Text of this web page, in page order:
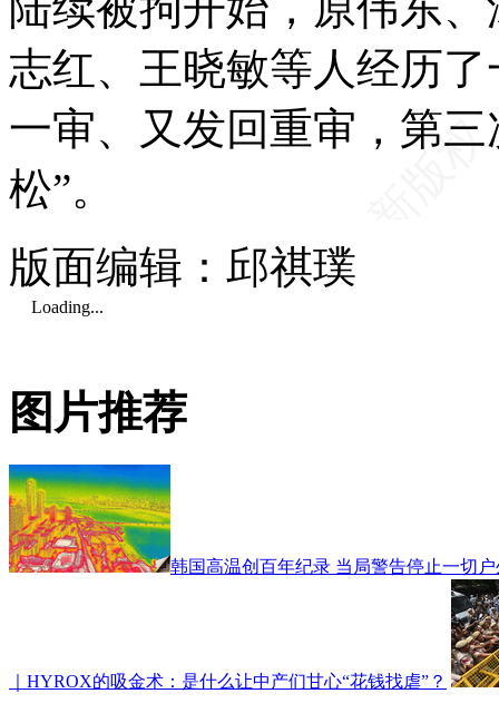
志红、王晓敏等人经历
一审、又发回重审，第
松”。
版面编辑：邱祺璞
Loading...
图片推荐
韩国高温创百年纪录 当局警告停止一切
｜HYROX的吸金术：是什么让中产们甘心“花钱找虐”？